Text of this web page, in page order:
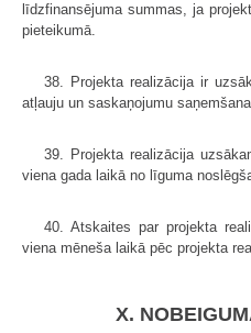
līdzfinansējuma summas, ja
pieteikumā.
38. Projekta realizācija ir
atļauju un saskaņojumu
39. Projekta realizācija
viena gada laikā no līguma
40. Atskaites par projekta
viena mēneša laikā pēc projekta
X.